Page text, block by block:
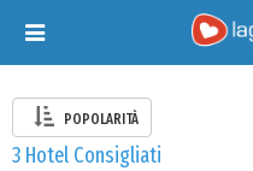
Toggle
navigation
POPOLARITÀ
3 Hotel Consigliati